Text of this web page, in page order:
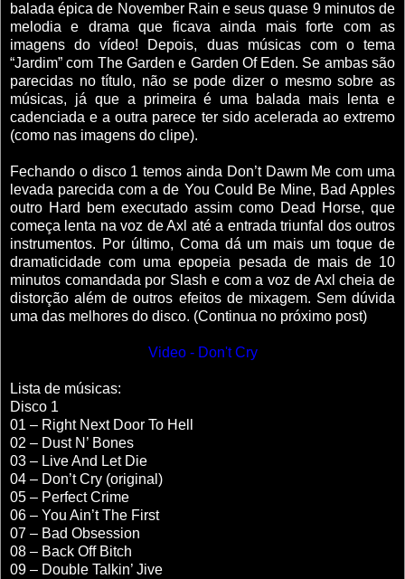
balada épica de November Rain e seus quase 9 minutos de
melodia e drama que ficava ainda mais forte com as
imagens do vídeo! Depois, duas músicas com o tema
“Jardim” com The Garden e Garden Of Eden. Se ambas são
parecidas no título, não se pode dizer o mesmo sobre as
músicas, já que a primeira é uma balada mais lenta e
cadenciada e a outra parece ter sido acelerada ao extremo
(como nas imagens do clipe).
Fechando o disco 1 temos ainda Don’t Dawm Me com uma
levada parecida com a de You Could Be Mine, Bad Apples
outro Hard bem executado assim como Dead Horse, que
começa lenta na voz de Axl até a entrada triunfal dos outros
instrumentos. Por último, Coma dá um mais um toque de
dramaticidade com uma epopeia pesada de mais de 10
minutos comandada por Slash e com a voz de Axl cheia de
distorção além de outros efeitos de mixagem. Sem dúvida
uma das melhores do disco. (Continua no próximo post)
Video - Don't Cry
Lista de músicas:
Disco 1
01 – Right Next Door To Hell
02 – Dust N’ Bones
03 – Live And Let Die
04 – Don’t Cry (original)
05 – Perfect Crime
06 – You Ain’t The First
07 – Bad Obsession
08 – Back Off Bitch
09 – Double Talkin’ Jive